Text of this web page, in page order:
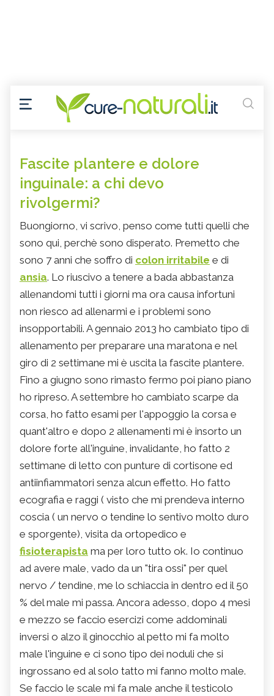
Fascite plantere e dolore
inguinale: a chi devo
rivolgermi?
Buongiorno, vi scrivo, penso come tutti quelli che
sono qui, perchè sono disperato. Premetto che
sono 7 anni che soffro di colon irritabile e di
ansia. Lo riuscivo a tenere a bada abbastanza
allenandomi tutti i giorni ma ora causa infortuni
non riesco ad allenarmi e i problemi sono
insopportabili. A gennaio 2013 ho cambiato tipo di
allenamento per preparare una maratona e nel
giro di 2 settimane mi è uscita la fascite plantere.
Fino a giugno sono rimasto fermo poi piano piano
ho ripreso. A settembre ho cambiato scarpe da
corsa, ho fatto esami per l'appoggio la corsa e
quant'altro e dopo 2 allenamenti mi è insorto un
dolore forte all'inguine, invalidante, ho fatto 2
settimane di letto con punture di cortisone ed
antiinfiammatori senza alcun effetto. Ho fatto
ecografia e raggi ( visto che mi prendeva interno
coscia ( un nervo o tendine lo sentivo molto duro
e sporgente), visita da ortopedico e
fisioterapista ma per loro tutto ok. Io continuo
ad avere male, vado da un "tira ossi" per quel
nervo / tendine, me lo schiaccia in dentro ed il 50
% del male mi passa. Ancora adesso, dopo 4 mesi
e mezzo se faccio esercizi come addominali
inversi o alzo il ginocchio al petto mi fa molto
male l'inguine e ci sono tipo dei noduli che si
ingrossano ed al solo tatto mi fanno molto male.
Se faccio le scale mi fa male anche il testicolo